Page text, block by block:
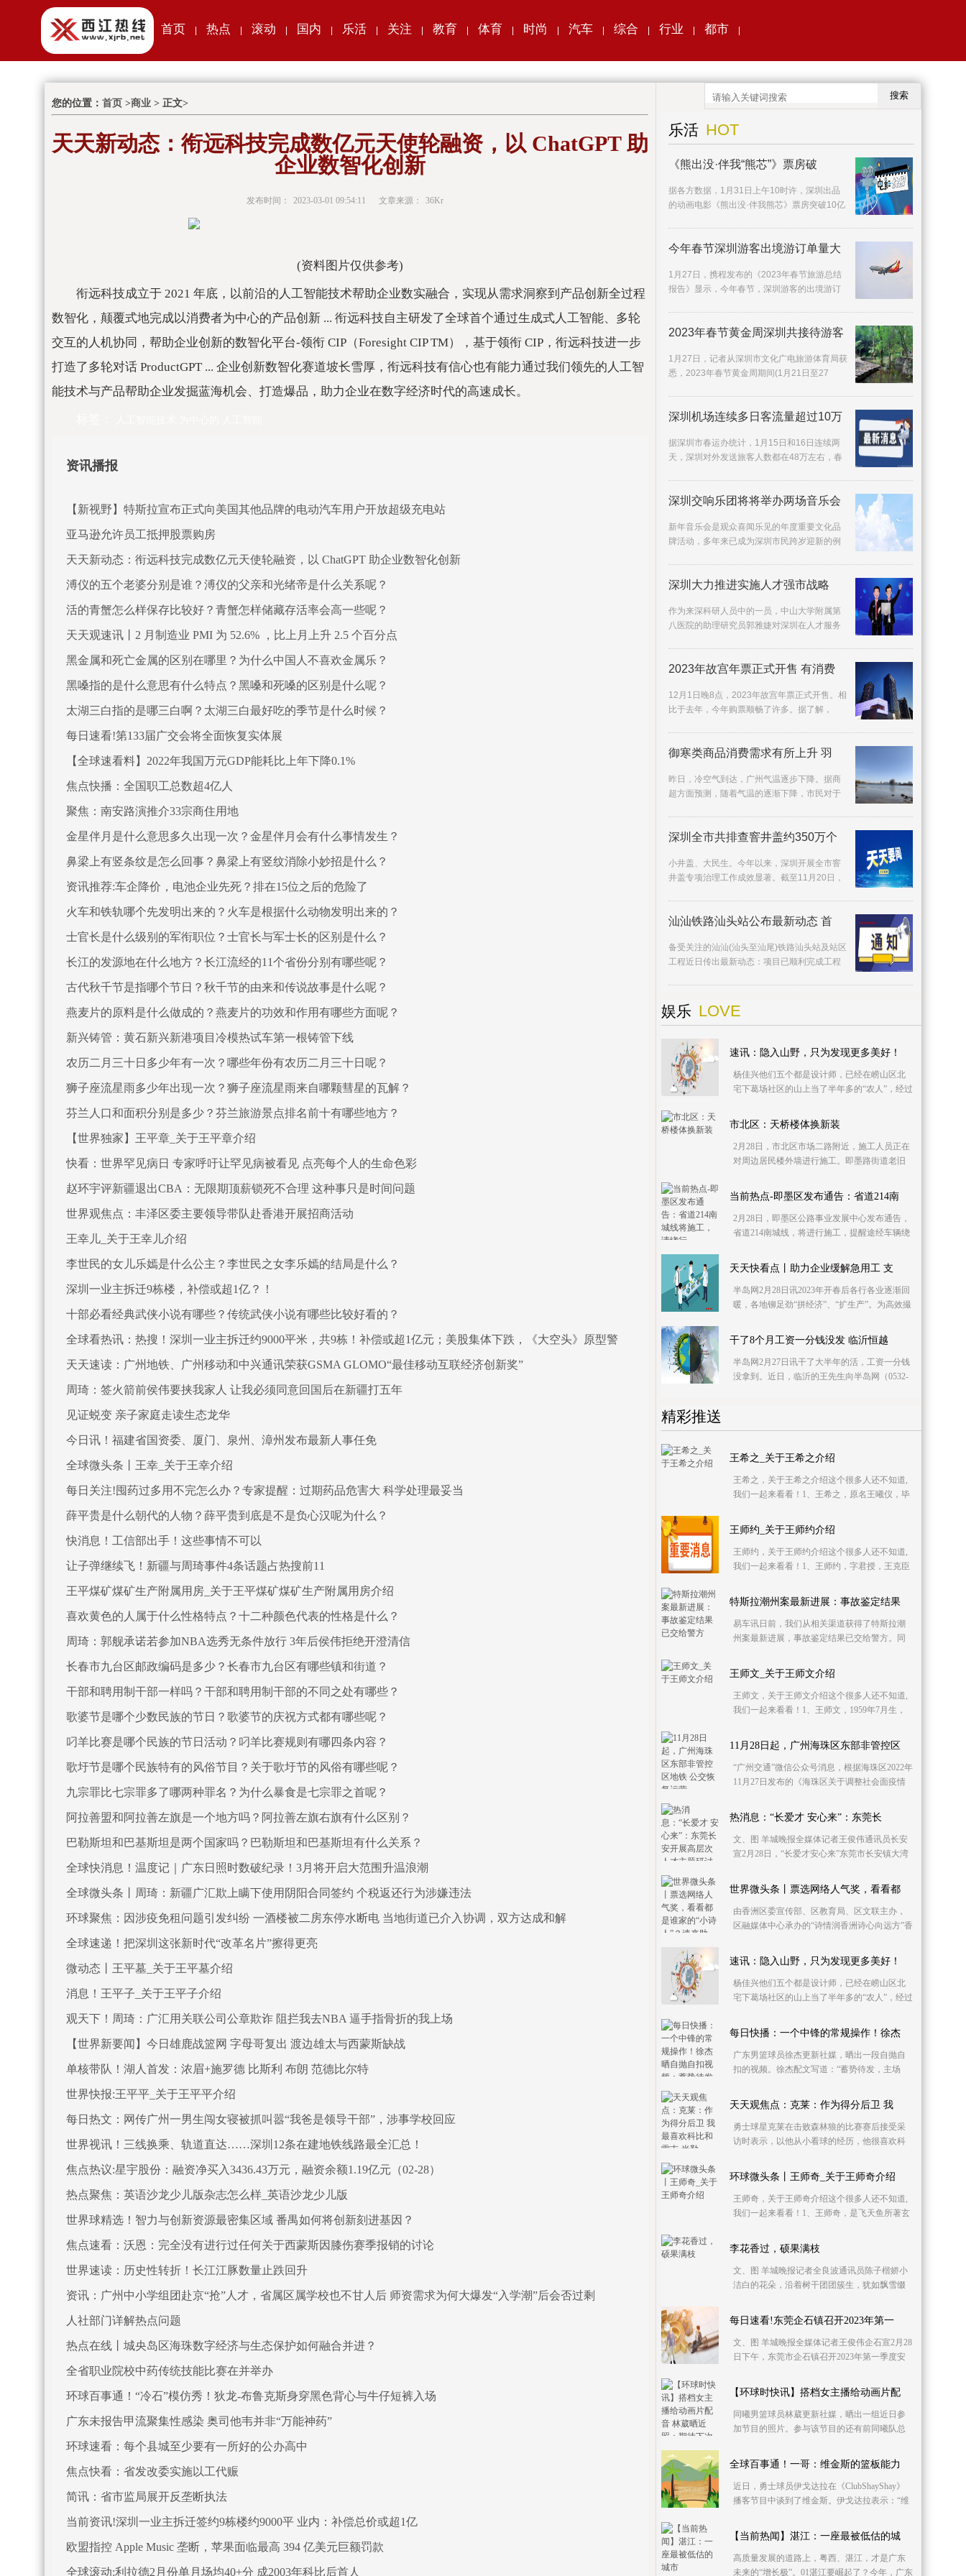
首页 热点 滚动 国内 乐活 关注 教育 体育 时尚 汽车 综合 行业 都市
您的位置： 首页 >商业 > 正文>
天天新动态：衔远科技完成数亿元天使轮融资，以 ChatGPT 助
企业数智化创新
发布时间： 2023-03-01 09:54:11 文章来源： 36Kr
(资料图片仅供参考)
衔远科技成立于 2021 年底，以前沿的人工智能技术帮助企业数实融合，实现从需求洞察到产品创新全过程
数智化，颠覆式地完成以消费者为中心的产品创新 ... 衔远科技自主研发了全球首个通过生成式人工智能、多轮
交互的人机协同，帮助企业创新的数智化平台-领衔 CIP（Foresight CIP TM），基于领衔 CIP，衔远科技进一步
打造了多轮对话 ProductGPT ... 企业创新数智化赛道坡长雪厚，衔远科技有信心也有能力通过我们领先的人工智
能技术与产品帮助企业发掘蓝海机会、打造爆品，助力企业在数字经济时代的高速成长。
资讯播报
【新视野】特斯拉宣布正式向美国其他品牌的电动汽车用户开放超级充电站
亚马逊允许员工抵押股票购房
天天新动态：衔远科技完成数亿元天使轮融资，以 ChatGPT 助企业数智化创新
溥仪的五个老婆分别是谁？溥仪的父亲和光绪帝是什么关系呢？
活的青蟹怎么样保存比较好？青蟹怎样储藏存活率会高一些呢？
天天观速讯丨2 月制造业 PMI 为 52.6% ，比上月上升 2.5 个百分点
黑金属和死亡金属的区别在哪里？为什么中国人不喜欢金属乐？
黑嗓指的是什么意思有什么特点？黑嗓和死嗓的区别是什么呢？
太湖三白指的是哪三白啊？太湖三白最好吃的季节是什么时候？
每日速看!第133届广交会将全面恢复实体展
【全球速看料】2022年我国万元GDP能耗比上年下降0.1%
焦点快播：全国职工总数超4亿人
聚焦：南安路演推介33宗商住用地
金星伴月是什么意思多久出现一次？金星伴月会有什么事情发生？
鼻梁上有竖条纹是怎么回事？鼻梁上有竖纹消除小妙招是什么？
资讯推荐:车企降价，电池企业先死？排在15位之后的危险了
火车和铁轨哪个先发明出来的？火车是根据什么动物发明出来的？
士官长是什么级别的军衔职位？士官长与军士长的区别是什么？
长江的发源地在什么地方？长江流经的11个省份分别有哪些呢？
古代秋千节是指哪个节日？秋千节的由来和传说故事是什么呢？
燕麦片的原料是什么做成的？燕麦片的功效和作用有哪些方面呢？
新兴铸管：黄石新兴新港项目冷模热试车第一根铸管下线
农历二月三十日多少年有一次？哪些年份有农历二月三十日呢？
狮子座流星雨多少年出现一次？狮子座流星雨来自哪颗彗星的瓦解？
芬兰人口和面积分别是多少？芬兰旅游景点排名前十有哪些地方？
【世界独家】王平章_关于王平章介绍
快看：世界罕见病日 专家呼吁让罕见病被看见 ​点亮每个人的生命色彩
赵环宇评新疆退出CBA：无限期顶薪锁死不合理 这种事只是时间问题
世界观焦点：丰泽区委主要领导带队赴香港开展招商活动
王幸儿_关于王幸儿介绍
李世民的女儿乐嫣是什么公主？李世民之女李乐嫣的结局是什么？
深圳一业主拆迁9栋楼，补偿或超1亿？！
十部必看经典武侠小说有哪些？传统武侠小说有哪些比较好看的？
全球看热讯：热搜！深圳一业主拆迁约9000平米，共9栋！补偿或超1亿元；美股集体下跌，《大空头》原型警
告：买科技股就赚钱的日子一去不返
天天速读：广州地铁、广州移动和中兴通讯荣获GSMA GLOMO“最佳移动互联经济创新奖”
周琦：签火箭前侯伟要挟我家人 让我必须同意回国后在新疆打五年
见证蜕变 亲子家庭走读生态龙华
今日讯！福建省国资委、厦门、泉州、漳州发布最新人事任免
全球微头条丨王幸_关于王幸介绍
每日关注!囤药过多用不完怎么办？专家提醒：过期药品危害大 科学处理最妥当
薛平贵是什么朝代的人物？薛平贵到底是不是负心汉呢为什么？
快消息！工信部出手！这些事情不可以
让子弹继续飞！新疆与周琦事件4条话题占热搜前11
王平煤矿煤矿生产附属用房_关于王平煤矿煤矿生产附属用房介绍
喜欢黄色的人属于什么性格特点？十二种颜色代表的性格是什么？
周琦：郭舰承诺若参加NBA选秀无条件放行 3年后侯伟拒绝开澄清信
长春市九台区邮政编码是多少？长春市九台区有哪些镇和街道？
干部和聘用制干部一样吗？干部和聘用制干部的不同之处有哪些？
歌婆节是哪个少数民族的节日？歌婆节的庆祝方式都有哪些呢？
叼羊比赛是哪个民族的节日活动？叼羊比赛规则有哪四条内容？
歌圩节是哪个民族特有的风俗节目？关于歌圩节的风俗有哪些呢？
九宗罪比七宗罪多了哪两种罪名？为什么暴食是七宗罪之首呢？
阿拉善盟和阿拉善左旗是一个地方吗？阿拉善左旗右旗有什么区别？
巴勒斯坦和巴基斯坦是两个国家吗？巴勒斯坦和巴基斯坦有什么关系？
全球快消息！温度记｜广东日照时数破纪录！3月将开启大范围升温浪潮
全球微头条丨周琦：新疆广汇欺上瞒下使用阴阳合同签约 个税返还行为涉嫌违法
环球聚焦：因涉疫免租问题引发纠纷 一酒楼被二房东停水断电 当地街道已介入协调，双方达成和解
全球速递！把深圳这张新时代“改革名片”擦得更亮
微动态丨王平墓_关于王平墓介绍
消息！王平子_关于王平子介绍
观天下！周琦：广汇用关联公司公章欺诈 阻拦我去NBA 逼手指骨折的我上场
【世界新要闻】今日雄鹿战篮网 字母哥复出 渡边雄太与西蒙斯缺战
单核带队！湖人首发：浓眉+施罗德 比斯利 布朗 范德比尔特
世界快报:王平平_关于王平平介绍
每日热文：网传广州一男生闯女寝被抓叫嚣“我爸是领导干部”，涉事学校回应
世界视讯！三线换乘、轨道直达……深圳12条在建地铁线路最全汇总！
焦点热议:星宇股份：融资净买入3436.43万元，融资余额1.19亿元（02-28）
热点聚焦：英语沙龙少儿版杂志怎么样_英语沙龙少儿版
世界球精选！智力与创新资源最密集区域 番禺如何将创新刻进基因？
焦点速看：沃恩：完全没有进行过任何关于西蒙斯因膝伤赛季报销的讨论
世界速读：历史性转折！长江江豚数量止跌回升
资讯：广州中小学组团赴京“抢”人才，省属区属学校也不甘人后 师资需求为何大爆发“入学潮”后会否过剩
人社部门详解热点问题
热点在线丨城央岛区海珠数字经济与生态保护如何融合并进？
全省职业院校中药传统技能比赛在并举办
环球百事通！“冷石”模仿秀！狄龙-布鲁克斯身穿黑色背心与牛仔短裤入场
广东未报告甲流聚集性感染 奥司他韦并非“万能神药”
环球速看：每个县城至少要有一所好的公办高中
焦点快看：省发改委实施以工代赈
简讯：省市监局展开反垄断执法
当前资讯!深圳一业主拆迁签约9栋楼约9000平 业内：补偿总价或超1亿
欧盟指控 Apple Music 垄断，苹果面临最高 394 亿美元巨额罚款
全球滚动:利拉德2月份单月场均40+分 成2003年科比后首人
搜索
乐活 HOT
《熊出没·伴我“熊芯”》票房破
据各方数据，1月31日上午10时许，深圳出品
的动画电影《熊出没·伴我熊芯》票房突破10亿
今年春节深圳游客出境游订单量大
1月27日，携程发布的《2023年春节旅游总结
报告》显示，今年春节，深圳游客的出境游订
2023年春节黄金周深圳共接待游客
1月27日，记者从深圳市文化广电旅游体育局获
悉，2023年春节黄金周期间(1月21日至27
深圳机场连续多日客流量超过10万
据深圳市春运办统计，1月15日和16日连续两
天，深圳对外发送旅客人数都在48万左右，春
深圳交响乐团将将举办两场音乐会
新年音乐会是观众喜闻乐见的年度重要文化品
牌活动，多年来已成为深圳市民跨岁迎新的例
深圳大力推进实施人才强市战略
作为来深科研人员中的一员，中山大学附属第
八医院的助理研究员郭雅婕对深圳在人才服务
2023年故宫年票正式开售 有消费
12月1日晚8点，2023年故宫年票正式开售。相
比于去年，今年购票顺畅了许多。据了解，
御寒类商品消费需求有所上升 羽
昨日，冷空气到达，广州气温逐步下降。据商
超方面预测，随着气温的逐渐下降，市民对于
深圳全市共排查窨井盖约350万个
小井盖、大民生。今年以来，深圳开展全市窨
井盖专项治理工作成效显著。截至11月20日，
汕汕铁路汕头站公布最新动态 首
备受关注的汕汕(汕头至汕尾)铁路汕头站及站区
工程近日传出最新动态：项目已顺利完成工程
娱乐 LOVE
速讯：隐入山野，只为发现更多美好！
杨佳兴他们五个都是设计师，已经在崂山区北
宅下葛场社区的山上当了半年多的“农人”，经过
步的效果
市北区：天桥楼体换新装
2月28日，市北区市场二路附近，施工人员正在
对周边居民楼外墙进行施工。即墨路街道老旧
面提升、雨污
当前热点-即墨区发布通告：省道214南
2月28日，即墨区公路事业发展中心发布通告，
省道214南城线，将进行施工，提醒途经车辆绕
号K48+421)
天天快看点丨助力企业缓解急用工 支
半岛网2月28日讯2023年开春后各行各业逐渐回
暖，各地铆足劲“拼经济”、“扩生产”。为高效撮
28日
干了8个月工资一分钱没发 临沂恒越
半岛网2月27日讯干了大半年的活，工资一分钱
没拿到。近日，临沂的王先生向半岛网（0532-
精彩推送
王希之_关于王希之介绍
王希之，关于王希之介绍这个很多人还不知道,
我们一起来看看！1、王希之，原名王曦仪，毕
特。2、2007
王师约_关于王师约介绍
王师约，关于王师约介绍这个很多人还不知道,
我们一起来看看！1、王师约，字君授，王克臣
令、琅琊郡王
特斯拉潮州案最新进展：事故鉴定结果
易车讯日前，我们从相关渠道获得了特斯拉潮
州案最新进展，事故鉴定结果已交给警方。同
学研究表示，
王师文_关于王师文介绍
王师文，关于王师文介绍这个很多人还不知道,
我们一起来看看！1、王师文，1959年7月生，
管理局局长
11月28日起，广州海珠区东部非管控区
“广州交通”微信公众号消息，根据海珠区2022年
11月27日发布的《海珠区关于调整社会面疫情
热消息：“长爱才 安心来”：东莞长
文、图 羊城晚报全媒体记者王俊伟通讯员长安
宣2月28日，“长爱才安心来”东莞市长安镇大湾
表开展高
世界微头条丨票选网络人气奖，看看都
由香洲区委宣传部、区教育局、区文联主办，
区融媒体中心承办的“诗情润香洲诗心向远方”香
即将
速讯：隐入山野，只为发现更多美好！
杨佳兴他们五个都是设计师，已经在崂山区北
宅下葛场社区的山上当了半年多的“农人”，经过
步的效果
每日快播：一个中锋的常规操作！徐杰
广东男篮球员徐杰更新社媒，晒出一段自抛自
扣的视频。徐杰配文写道：“蓄势待发，主场
季至今，徐
天天观焦点：克莱：作为得分后卫 我
勇士球星克莱在击败森林狼的比赛赛后接受采
访时表示，以他从小看球的经历，他很喜欢科
有2000年之
环球微头条丨王师奇_关于王师奇介绍
王师奇，关于王师奇介绍这个很多人还不知道,
我们一起来看看！1、王师奇，是飞天鱼所著玄
太宰，文帝
李花香过，硕果满枝
文、图 羊城晚报记者全良波通讯员陈子楷娇小
洁白的花朵，沿着树干团团簇生，犹如飘雪缀
茂名信宜市钱
每日速看!东莞企石镇召开2023年第一
文、图 羊城晚报全媒体记者王俊伟企石宣2月28
日下午，东莞市企石镇召开2023年第一季度安
加强安全防
【环球时快讯】搭档女主播给动画片配
同曦男篮球员林葳更新社媒，晒出一组近日参
加节目的照片。参与该节目的还有前同曦队总
目中还与笙笙
全球百事通！一哥：维金斯的篮板能力
近日，勇士球员伊戈达拉在《ClubShayShay》
播客节目中谈到了维金斯。伊戈达拉表示：“维
普尔。以前
【当前热闻】湛江：一座最被低估的城
高质量发展的道路上，粤西、湛江，才是广东
未来的“增长极”。01湛江要崛起了？今年，广东